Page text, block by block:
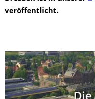
veröffentlicht.